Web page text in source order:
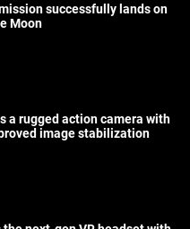
e
e
mission successfully lands on
Moon
a rugged action camera with
image stabilization